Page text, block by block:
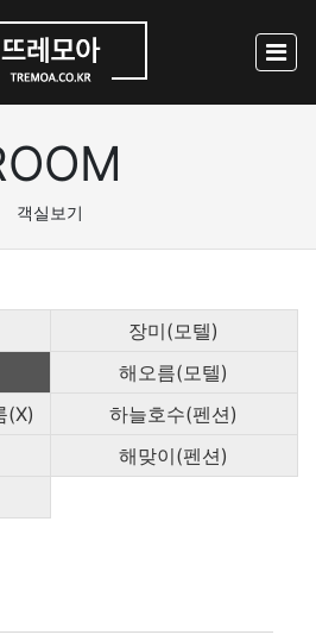
객실보기
장미(모텔)
해오름(모텔)
(X)
하늘호수(펜션)
해맞이(펜션)